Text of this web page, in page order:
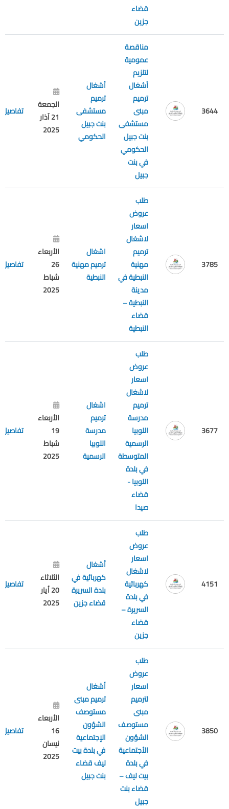
قضاء
جزين
3644
مناقصة
عمومية
لتلزيم
أشغال
ترميم
مبنى
مستشفى
بنت جبيل
الحكومي
في بنت
جبيل
أشغال
ترميم
مستشفى
بنت جبيل
الحكومي
الجمعة
21 آذار
2025
تفاصيل
3785
طلب
عروض
اسعار
لاشغال
ترميم
مهنية
النبطية في
مدينة
النبطية –
قضاء
النبطية
اشغال
ترميم مهنية
النبطية
الأربعاء
26
شباط
2025
تفاصيل
3677
طلب
عروض
اسعار
لاشغال
ترميم
مدرسة
اللوبيا
الرسمية
المتوسطة
في بلدة
اللوبيا -
قضاء
صيدا
اشغال
ترميم
مدرسة
اللوبيا
الرسمية
الأربعاء
19
شباط
2025
تفاصيل
4151
طلب
عروض
اسعار
لاشغال
كهربائية
في بلدة
السريرة –
قضاء
جزين
أشغال
كهربائية في
بلدة السريرة
قضاء جزين
الثلاثاء
20 أيار
2025
تفاصيل
3850
طلب
عروض
اسعار
لترميم
مبنى
مستوصف
الشؤون
الأجتماعية
في بلدة
بيت ليف –
قضاء بنت
جبيل
أشغال
ترميم مبنى
مستوصف
الشؤون
الإجتماعية
في بلدة بيت
ليف قضاء
بنت جبيل
الأربعاء
16
نيسان
2025
تفاصيل